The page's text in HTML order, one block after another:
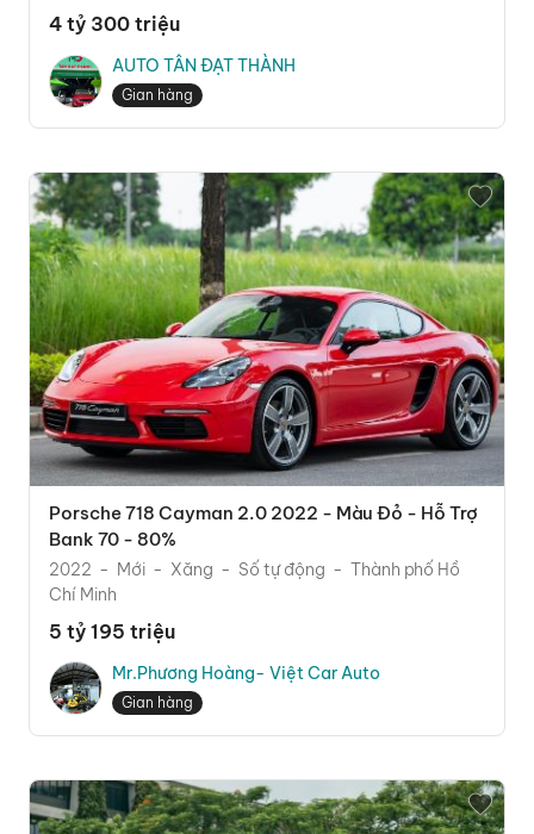
4 tỷ 300 triệu
AUTO TÂN ĐẠT THÀNH
Gian hàng
Porsche 718 Cayman 2.0 2022 - Màu Đỏ - Hỗ Trợ
Bank 70 - 80%
2022 Mới Xăng Số tự động
Thành phố Hồ
Chí Minh
5 tỷ 195 triệu
Mr.Phương Hoàng- Việt Car Auto
Gian hàng